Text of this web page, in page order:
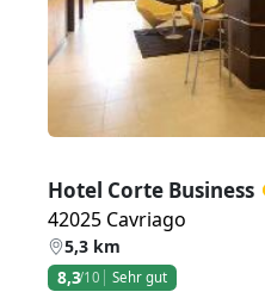
Hotel Corte Business
42025 Cavriago
5,3 km
8,3/10 Sehr gut